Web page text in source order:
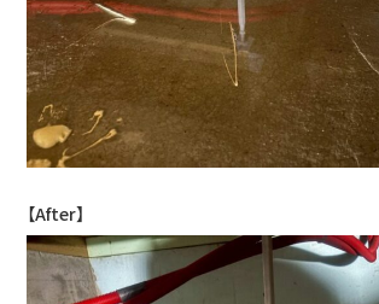
【After】